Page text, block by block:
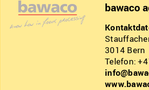
bawaco
3014 Bern
Telefon: